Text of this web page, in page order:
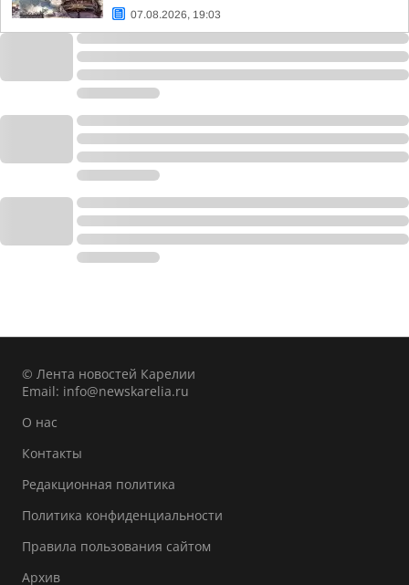
07.08.2026, 19:03
© Лента новостей Карелии
Email: info@newskarelia.ru
О нас
Контакты
Редакционная политика
Политика конфиденциальности
Правила пользования сайтом
Архив